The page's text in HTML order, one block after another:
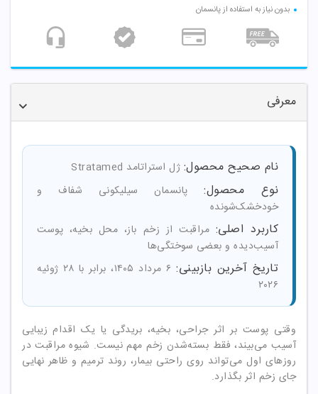
بدون نیاز به استفاده از پانسمان
معرفی
نام صحیح محصول: ژل استراتامد Stratamed
نوع محصول: پانسمان سیلیکونی شفاف و
خودخشک‌شونده
کاربرد اصلی: مراقبت از زخم باز، محل بخیه، پوست
آسیب‌دیده و بعضی سوختگی‌ها
تاریخ آخرین بازبینی:
۶ مرداد ۱۴۰۵، برابر با ۲۸ ژوئیه
۲۰۲۶
وقتی پوست بر اثر جراحی، بخیه، بریدگی یا یک اقدام زیبایی
آسیب می‌بیند، فقط بسته‌شدن زخم مهم نیست. شیوه مراقبت در
روزهای اول می‌تواند روی راحتی بیمار، روند ترمیم و ظاهر نهایی
جای زخم اثر بگذارد.